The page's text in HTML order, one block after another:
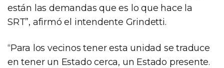
están las demandas que es lo que hace la
SRT”, afirmó el intendente Grindetti.
“Para los vecinos tener esta unidad se traduce
en tener un Estado cerca, un Estado presente.